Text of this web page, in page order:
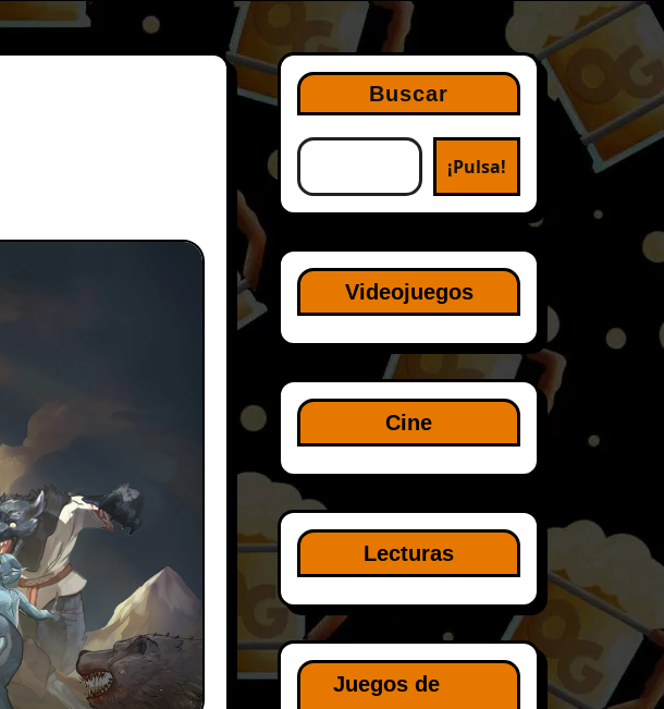
Buscar
¡Pulsa!
Videojuegos
Cine
Lecturas
Juegos de